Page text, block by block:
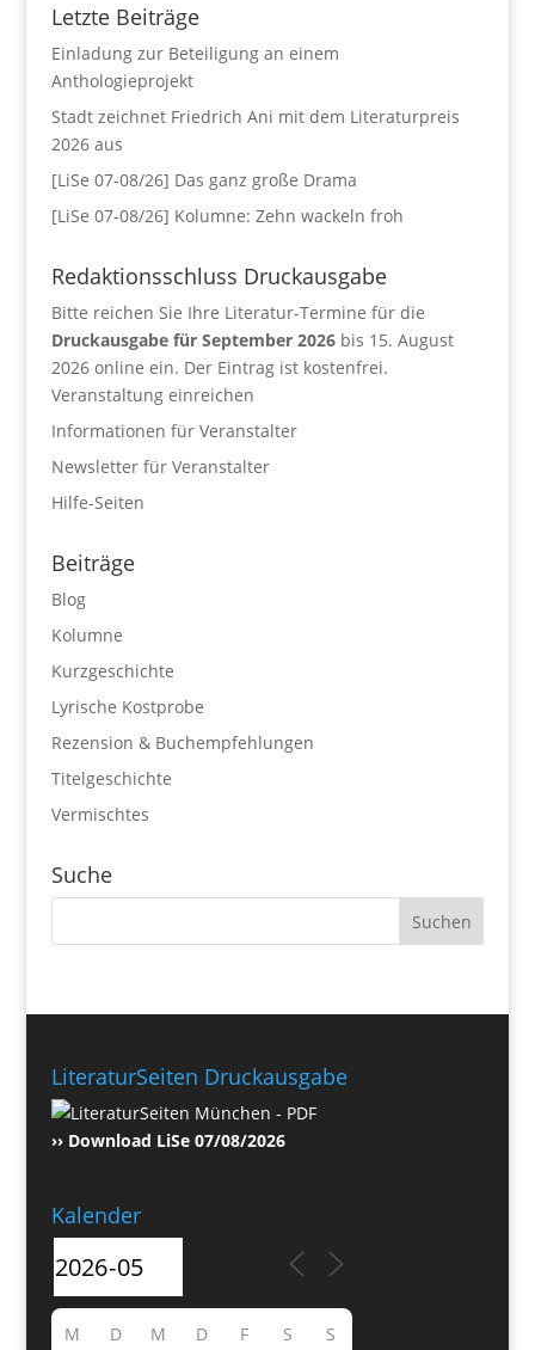
Letzte Beiträge
Einladung zur Beteiligung an einem
Anthologieprojekt
Stadt zeichnet Friedrich Ani mit dem Literaturpreis
2026 aus
[LiSe 07-08/26] Das ganz große Drama
[LiSe 07-08/26] Kolumne: Zehn wackeln froh
Redaktionsschluss Druckausgabe
Bitte reichen Sie Ihre Literatur-Termine für die
Druckausgabe für September 2026bis 15. August
2026 online ein. Der Eintrag ist kostenfrei.
Veranstaltung einreichen
Informationen für Veranstalter
Newsletter für Veranstalter
Hilfe-Seiten
Beiträge
Blog
Kolumne
Kurzgeschichte
Lyrische Kostprobe
Rezension & Buchempfehlungen
Titelgeschichte
Vermischtes
Suche
LiteraturSeiten Druckausgabe
›› Download LiSe 07/08/2026
Kalender
M D M D F S S